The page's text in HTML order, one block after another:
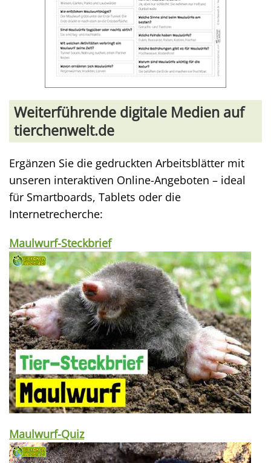
Weiterführende digitale Medien auf
tierchenwelt.de
Ergänzen Sie die gedruckten Arbeitsblätter mit
unseren interaktiven Online-Angeboten – ideal
für Smartboards, Tablets oder die
Internetrecherche:
Maulwurf-Steckbrief
Maulwurf-Quiz